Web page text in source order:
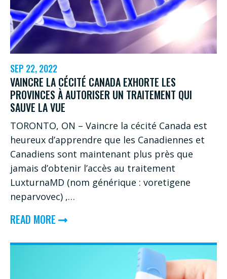
SEP 22, 2022
VAINCRE LA CÉCITÉ CANADA EXHORTE LES
PROVINCES À AUTORISER UN TRAITEMENT QUI
SAUVE LA VUE
TORONTO, ON – Vaincre la cécité Canada est
heureux d’apprendre que les Canadiennes et
Canadiens sont maintenant plus près que
jamais d’obtenir l’accès au traitement
LuxturnaMD (nom générique : voretigene
neparvovec) ,…
READ MORE ABOUT